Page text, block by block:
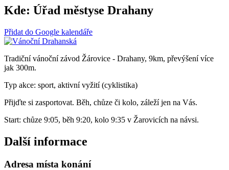
Kde: Úřad městyse Drahany
Přidat do Google kalendáře
Tradiční vánoční závod Žárovice - Drahany, 9km, převýšení více
jak 300m.
Typ akce: sport, aktivní vyžití (cyklistika)
Přijďte si zasportovat. Běh, chůze či kolo, záleží jen na Vás.
Start: chůze 9:05, běh 9:20, kolo 9:35 v Žarovicích na návsi.
Další informace
Adresa místa konání